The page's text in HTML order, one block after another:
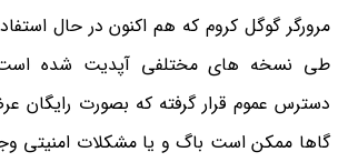
مرورگر گوگل کروم که هم اکنون در حال
طی نسخه های مختلفی آپدیت شده
دسترس عموم قرار گرفته که بصورت رایگان
گاها ممکن است باگ و یا مشکلات امنیتی